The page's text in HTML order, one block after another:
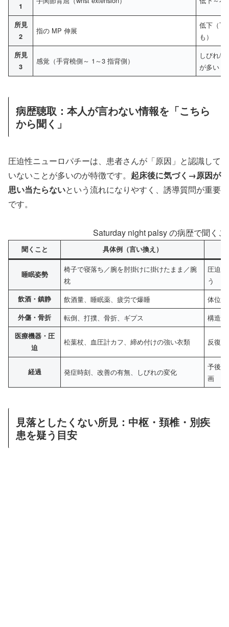
1
所見
2
指の MP 伸展
低下（下
も）
所見
3
感覚（手背橈側～ 1～3 指背側）
しびれ/
が多い
病歴聴取：本人が言わない情報を「こちら
から聞く」
圧迫性ニューロパチーは、患者さんが「原因」と認識して
いないことが多いのが特徴です。 起床後に気づく→原因が
思い当たらないという流れになりやすく、誘導質問が重要
です。
Saturday night palsy の病歴で聞く
聞くこと 具体例（言い換え）
睡眠姿勢
椅子で寝落ち／腕を肘掛けに掛けたまま／腕
枕
圧迫
う
飲酒・鎮静 飲酒量、睡眠薬、疲労で爆睡 体位
外傷・骨折 転倒、打撲、骨折、ギプス 構造
医療機器・圧
迫
松葉杖、血圧計カフ、締め付けの強い衣類 反復/
経過 発症時刻、改善の有無、しびれの変化
予後
画
見落としたくない所見：中枢・頚椎・別疾
患を疑う目安